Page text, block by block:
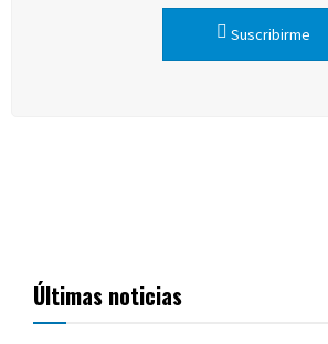
Suscribirme
Últimas noticias